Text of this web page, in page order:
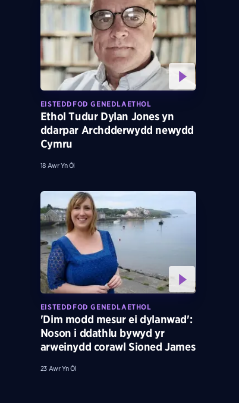
EISTEDDFOD GENEDLAETHOL
Ethol Tudur Dylan Jones yn
ddarpar Archdderwydd newydd
Cymru
18 Awr Yn Ôl
EISTEDDFOD GENEDLAETHOL
'Dim modd mesur ei dylanwad':
Noson i ddathlu bywyd yr
arweinydd corawl Sioned James
23 Awr Yn Ôl